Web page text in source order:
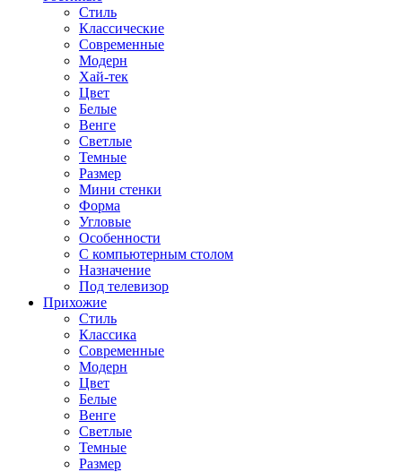
Стиль
Классические
Современные
Модерн
Хай-тек
Цвет
Белые
Венге
Светлые
Темные
Размер
Мини стенки
Форма
Угловые
Особенности
С компьютерным столом
Назначение
Под телевизор
Прихожие
Стиль
Классика
Современные
Модерн
Цвет
Белые
Венге
Светлые
Темные
Размер